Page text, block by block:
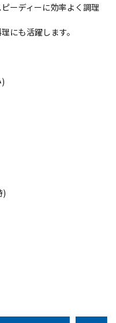
ーディーに効率よく調理
にも活躍します。
)